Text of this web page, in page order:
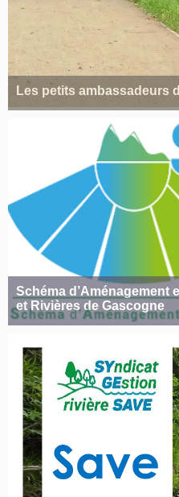
Les petits ambassadeurs
Schéma d’Aménagement
et Rivières de Gascogne